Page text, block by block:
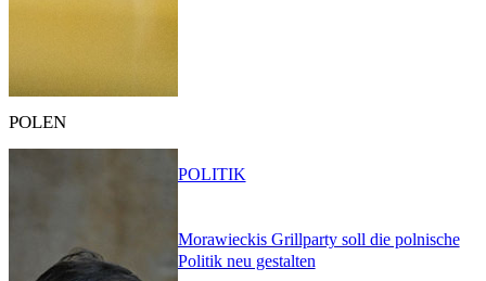
POLEN
Morawieckis Grillparty soll die polnische
Politik neu gestalten
POLITIK